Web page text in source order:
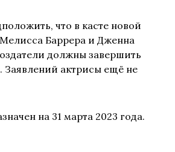
что в касте новой
Баррера и Дженна
должны завершить
Заявлений актрисы ещё не
на 31 марта 2023 года.